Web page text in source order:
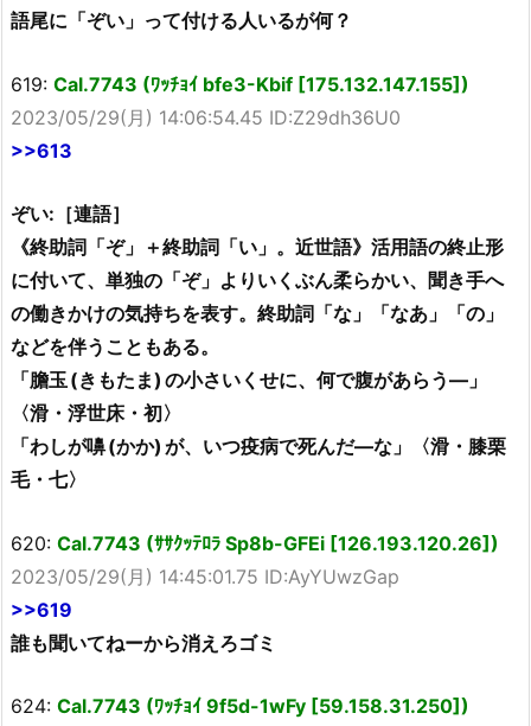
語尾に「ぞい」って付ける人いるが何？
619: Cal.7743 (ﾜｯﾁｮｲ bfe3-Kbif [175.132.147.155])
2023/05/29(月) 14:06:54.45 ID:Z29dh36U0
>>613
ぞい:［連語］
《終助詞「ぞ」＋終助詞「い」。近世語》活用語の終止形
に付いて、単独の「ぞ」よりいくぶん柔らかい、聞き手へ
の働きかけの気持ちを表す。終助詞「な」「なあ」「の」
などを伴うこともある。
「膽玉 (きもたま) の小さいくせに、何で腹があらう―」
〈滑・浮世床・初〉
「わしが嚊 (かか) が、いつ疫病で死んだ―な」〈滑・膝栗
毛・七〉
620: Cal.7743 (ｻｻｸｯﾃﾛﾗ Sp8b-GFEi [126.193.120.26])
2023/05/29(月) 14:45:01.75 ID:AyYUwzGap
>>619
誰も聞いてねーから消えろゴミ
624: Cal.7743 (ﾜｯﾁｮｲ 9f5d-1wFy [59.158.31.250])